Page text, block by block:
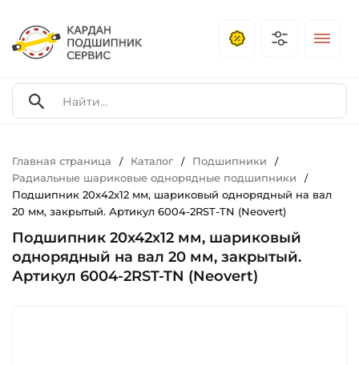
Главная страница / Каталог / Подшипники /
Радиальные шариковые однорядные подшипники /
Подшипник 20х42х12 мм, шариковый однорядный на вал
20 мм, закрытый. Артикул 6004-2RST-TN (Neovert)
Подшипник 20х42х12 мм, шариковый
однорядный на вал 20 мм, закрытый.
Артикул 6004-2RST-TN (Neovert)